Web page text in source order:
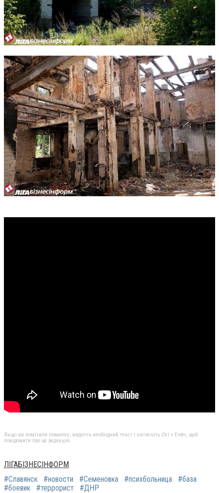
Якщо ви помітили помилку, виділіть необхідний текст і натисніть Ctrl + Enter, щоб
повідомити про це редакцію
ЛІГАБІЗНЕСІНФОРМ
#Славянск
#новости #Семеновка #психбольница
#база
#боевик
#террорист #ДНР